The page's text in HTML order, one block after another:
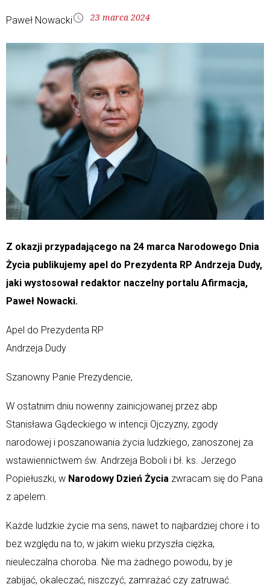
Paweł Nowacki 23 marca 2024
Z okazji przypadającego na 24 marca Narodowego Dnia
Życia publikujemy apel do Prezydenta RP Andrzeja Dudy,
jaki wystosował redaktor naczelny portalu Afirmacja,
Paweł Nowacki.
Apel do Prezydenta RP
Andrzeja Dudy
Szanowny Panie Prezydencie,
W ostatnim dniu nowenny zainicjowanej przez abp
Stanisława Gądeckiego w intencji Ojczyzny, zgody
narodowej i poszanowania życia ludzkiego, zanoszonej za
wstawiennictwem św. Andrzeja Boboli i bł. ks. Jerzego
Popiełuszki, w Narodowy Dzień Życia zwracam się do Pana
z apelem.
Każde ludzkie życie ma sens, nawet to najbardziej chore i to
bez względu na to, w jakim wieku przyszła ciężka,
nieuleczalna choroba. Nie ma żadnego powodu, by je
zabijać, okaleczać, niszczyć, zamrażać czy zatruwać.